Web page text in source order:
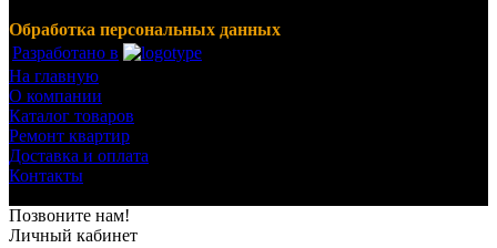
Обработка персональных данных
Разработано в
На главную
О компании
Каталог товаров
Ремонт квартир
Доставка и оплата
Контакты
Позвоните нам!
Личный кабинет